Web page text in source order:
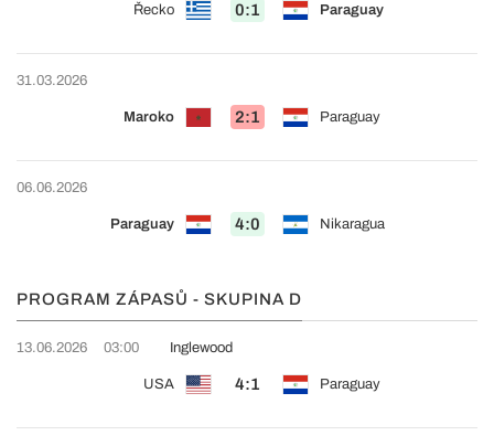
Řecko 0:1 Paraguay
31.03.2026
Maroko 2:1 Paraguay
06.06.2026
Paraguay 4:0 Nikaragua
PROGRAM ZÁPASŮ - SKUPINA D
13.06.2026 03:00
USA 4:1 Paraguay
Inglewood